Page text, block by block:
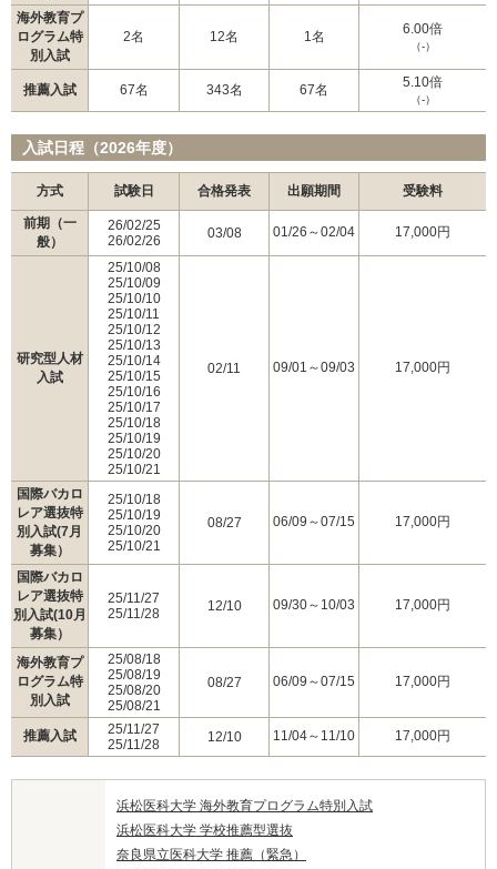
海外教育プ
ログラム特
別入試
2名 12名 1名 6.00倍
（-）
推薦入試 67名 343名 67名 5.10倍
（-）
入試日程（2026年度）
方式 試験日 合格発表 出願期間 受験料
前期（一
般）
26/02/25
26/02/26
03/08 01/26～02/04 17,000円
研究型人材
入試
25/10/08
25/10/09
25/10/10
25/10/11
25/10/12
25/10/13
25/10/14
25/10/15
25/10/16
25/10/17
25/10/18
25/10/19
25/10/20
25/10/21
02/11 09/01～09/03 17,000円
国際バカロ
レア選抜特
別入試(7月
募集）
25/10/18
25/10/19
25/10/20
25/10/21
08/27 06/09～07/15 17,000円
国際バカロ
レア選抜特
別入試(10月
募集）
25/11/27
25/11/28
12/10 09/30～10/03 17,000円
海外教育プ
ログラム特
別入試
25/08/18
25/08/19
25/08/20
25/08/21
08/27 06/09～07/15 17,000円
推薦入試
25/11/27
25/11/28
12/10 11/04～11/10 17,000円
浜松医科大学 海外教育プログラム特別入試
浜松医科大学 学校推薦型選抜
奈良県立医科大学 推薦（緊急）